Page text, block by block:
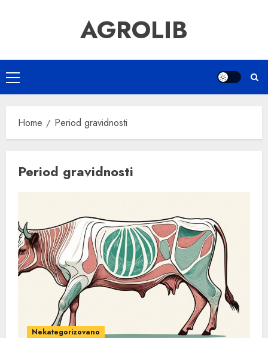
AGROLIB
Primary
Menu
Home Period gravidnosti
Period gravidnosti
Nekategorizovano